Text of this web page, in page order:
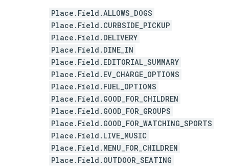
Place.Field.ALLOWS_DOGS
Place.Field.CURBSIDE_PICKUP
Place.Field.DELIVERY
Place.Field.DINE_IN
Place.Field.EDITORIAL_SUMMARY
Place.Field.EV_CHARGE_OPTIONS
Place.Field.FUEL_OPTIONS
Place.Field.GOOD_FOR_CHILDREN
Place.Field.GOOD_FOR_GROUPS
Place.Field.GOOD_FOR_WATCHING_SPORTS
Place.Field.LIVE_MUSIC
Place.Field.MENU_FOR_CHILDREN
Place.Field.OUTDOOR_SEATING